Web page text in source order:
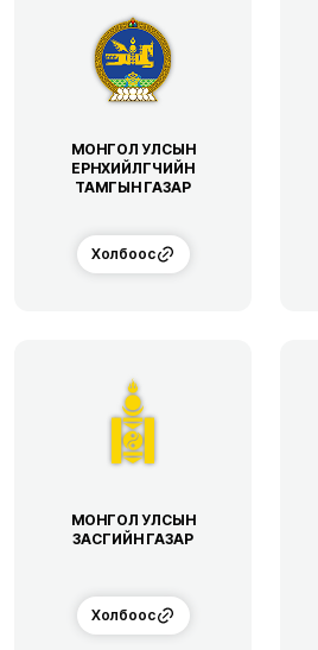
МОНГОЛ УЛСЫН
ЕРӨНХИЙЛӨГЧИЙН
ТАМГЫН ГАЗАР
Холбоос
МОНГОЛ УЛСЫН
ЗАСГИЙН ГАЗАР
Холбоос